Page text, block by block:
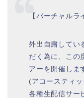
【バーチャルラ
外出自粛してい
だく為に、この
アーを開催しま
(アコースティ
各種生配信サー